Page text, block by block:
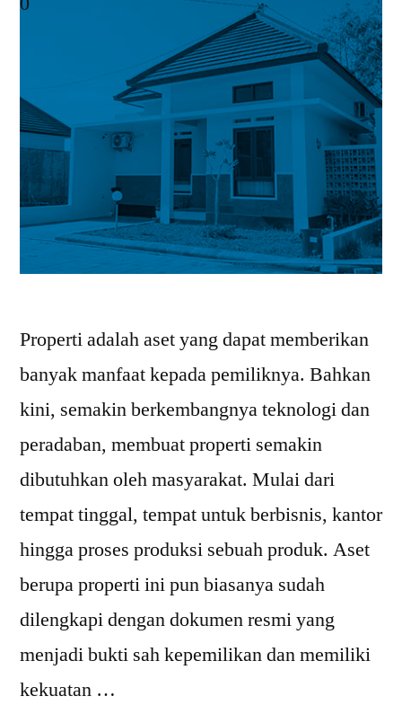
Properti adalah aset yang dapat memberikan
banyak manfaat kepada pemiliknya. Bahkan
kini, semakin berkembangnya teknologi dan
peradaban, membuat properti semakin
dibutuhkan oleh masyarakat. Mulai dari
tempat tinggal, tempat untuk berbisnis, kantor
hingga proses produksi sebuah produk. Aset
berupa properti ini pun biasanya sudah
dilengkapi dengan dokumen resmi yang
menjadi bukti sah kepemilikan dan memiliki
kekuatan …